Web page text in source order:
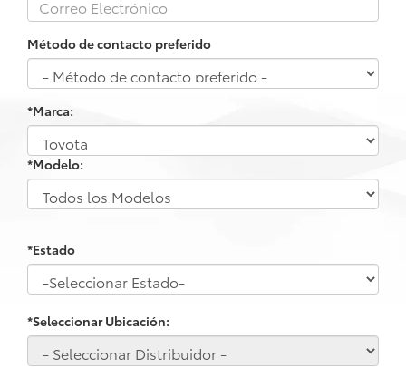
Método de contacto preferido
*Marca:
*Modelo:
*Estado
*Seleccionar Ubicación: